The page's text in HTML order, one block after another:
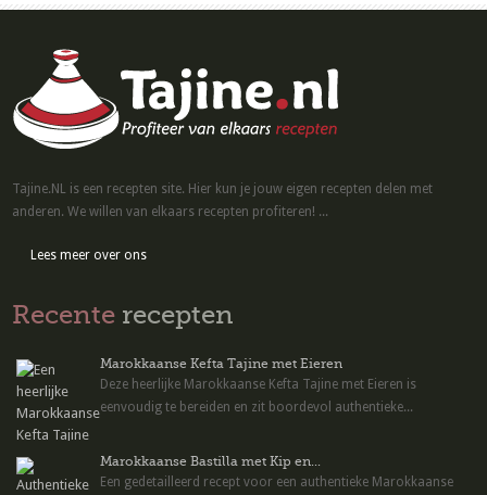
Tajine.NL is een recepten site. Hier kun je jouw eigen recepten delen met
anderen. We willen van elkaars recepten profiteren! ...
Lees meer over ons
Recente recepten
Marokkaanse Kefta Tajine met Eieren
Deze heerlijke Marokkaanse Kefta Tajine met Eieren is
eenvoudig te bereiden en zit boordevol authentieke...
Marokkaanse Bastilla met Kip en...
Een gedetailleerd recept voor een authentieke Marokkaanse